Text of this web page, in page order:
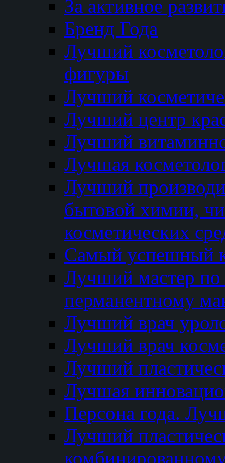
За активное
Бренд Года
Лучший
фигуры
Лучший
Лучший центр
Лучший
Лучшая
Лучший
бытовой химии,
косметических
Самый успешный
Лучший мастер по
перманентному
Лучший врач
Лучший врач
Лучший
Лучшая
Персона года.
Лучший